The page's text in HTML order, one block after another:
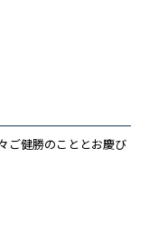
ご健勝のこととお慶び